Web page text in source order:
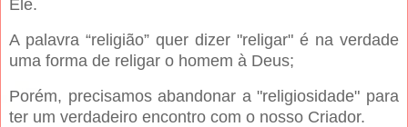
Ele.
A palavra “religião” quer dizer "religar" é na verdade
uma forma de religar o homem à Deus;
Porém, precisamos abandonar a "religiosidade" para
ter um verdadeiro encontro com o nosso Criador.